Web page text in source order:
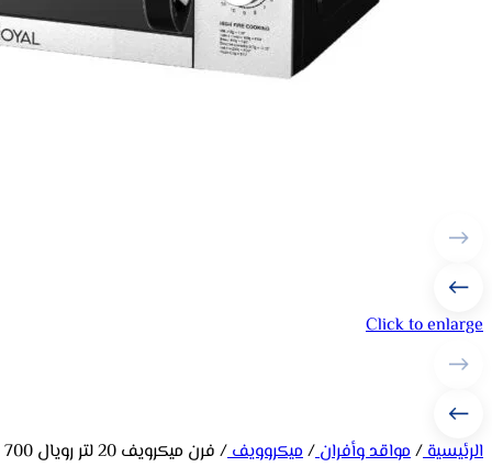
Click to enlarge
الرئيسية/مواقد وأفران/ميكروويف/ فرن ميكرويف 20 لتر رويال 700 وات 5 مستويات – أسود*رمادي